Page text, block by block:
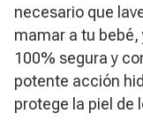
necesario que
mamar a tu
100% segura y
potente acción
protege la piel de